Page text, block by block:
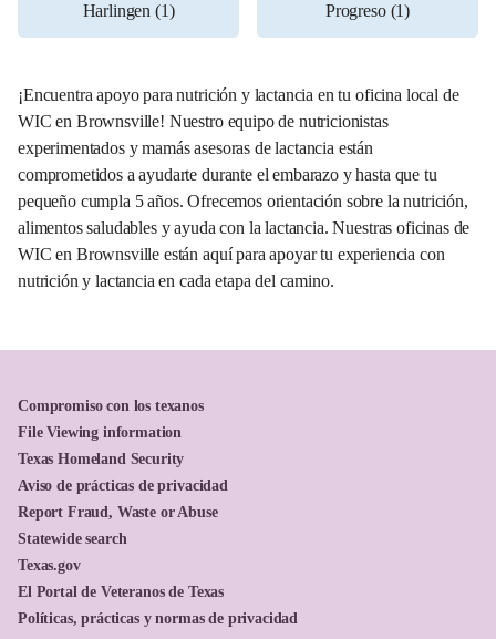
Harlingen (1) Progreso (1)
¡Encuentra apoyo para nutrición y lactancia en tu oficina local de
WIC en Brownsville! Nuestro equipo de nutricionistas
experimentados y mamás asesoras de lactancia están
comprometidos a ayudarte durante el embarazo y hasta que tu
pequeño cumpla 5 años. Ofrecemos orientación sobre la nutrición,
alimentos saludables y ayuda con la lactancia. Nuestras oficinas de
WIC en Brownsville están aquí para apoyar tu experiencia con
nutrición y lactancia en cada etapa del camino.
Compromiso con los texanos
File Viewing information
Texas Homeland Security
Aviso de prácticas de privacidad
Report Fraud, Waste or Abuse
Statewide search
Texas.gov
El Portal de Veteranos de Texas
Políticas, prácticas y normas de privacidad